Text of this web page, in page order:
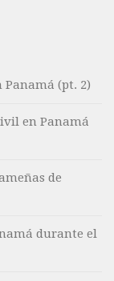
(pt. 2)
en Panamá
de
durante el